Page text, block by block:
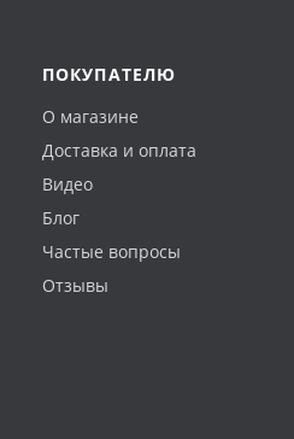
ПОКУПАТЕЛЮ
О магазине
Доставка и оплата
Видео
Блог
Частые вопросы
Отзывы